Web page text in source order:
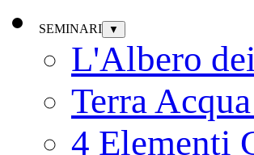
SEMINARI ▼
L'Albero
Terra
4 Elementi